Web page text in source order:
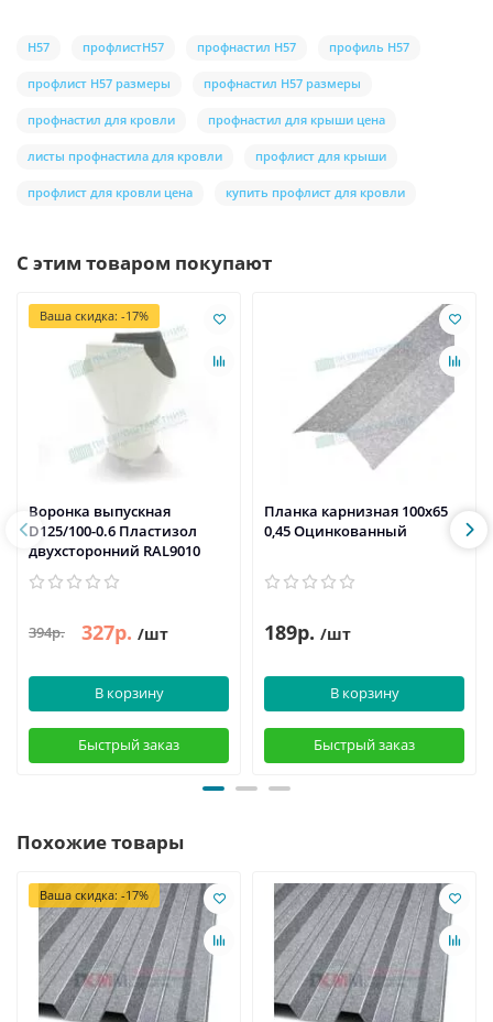
H57 профлистH57 профнастил H57 профиль H57
профлист H57 размеры профнастил H57 размеры
профнастил для кровли профнастил для крыши цена
листы профнастила для кровли профлист для крыши
профлист для кровли цена купить профлист для кровли
С этим товаром покупают
Ваша скидка: -17%
Воронка выпускная
D125/100-0.6 Пластизол
двухсторонний RAL9010
394р. 327р. /шт
В корзину
Быстрый заказ
Планка карнизная 100х65
0,45 Оцинкованный
189р. /шт
В корзину
Быстрый заказ
Похожие товары
Ваша скидка: -17%